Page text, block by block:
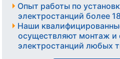
Опыт работы по
электростанций более
Наши
осуществляют монтаж и
электростанций любых